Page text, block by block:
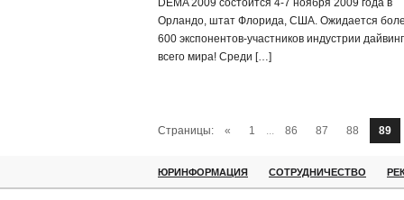
DEMA 2009 состоится 4-7 ноября 2009 года в
Орландо, штат Флорида, США. Ожидается
600 экспонентов-участников индустрии
всего мира! Среди […]
Страницы: « 1 ... 86 87 88 89
ЮРИНФОРМАЦИЯ СОТРУДНИЧЕСТВО